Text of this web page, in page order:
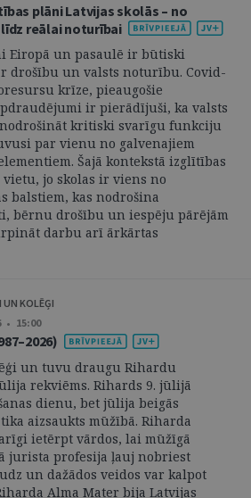
plāni Latvijas skolās – no
reālai noturībai
Eiropā un pasaulē ir būtiski
drošību un valsts noturību. Covid-
krīze, pieaugošie
ir pierādījuši, ka valsts
kritiski svarīgu funkciju
par vienu no galvenajiem
Šajā kontekstā izglītības
jo skolas ir viens no
balstiem, kas nodrošina
bērnu drošību un iespēju pārējām
darbu arī ārkārtas
UN KOLĒĢI
• 15:00
un tuvu draugu Rihardu
rekviēms. Rihards 9. jūlijā
dienu, bet jūlija beigās
aizsaukts mūžībā. Riharda
ietērpt vārdos, lai mūžīgā
jurista profesija ļauj nobriest
un dažādos veidos var kalpot
Alma Mater bija Latvijas